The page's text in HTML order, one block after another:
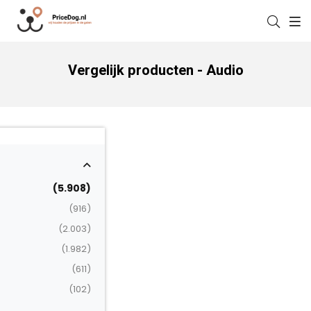
Vergelijk producten - Audio
(5.908)
(916)
(2.003)
(1.982)
(611)
(102)